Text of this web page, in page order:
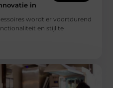
in
wordt er voortdurend
en stijl te